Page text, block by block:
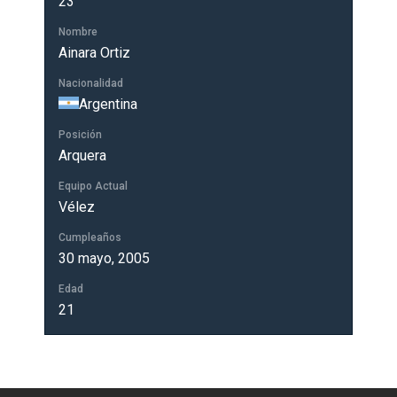
Nombre
Ainara Ortiz
Nacionalidad
Argentina
Posición
Arquera
Equipo Actual
Vélez
Cumpleaños
30 mayo, 2005
Edad
21